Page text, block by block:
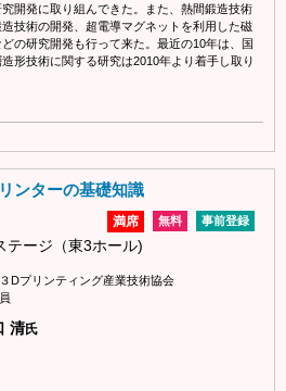
開発に取り組んできた。また、熱間鍛造技術
技術の開発、超電導マグネットを利用した磁
の研究開発も行って来た。最近の10年は、国
形技術に関する研究は2010年より着手し取り
ンターの基礎知識
事前登録
無料
満席
テージ（東3ホール)
Dプリンティング産業技術協会
清氏